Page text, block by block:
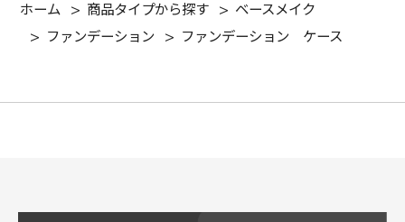
ホーム > 商品タイプから探す > ベースメイク
>
ファンデーション > ファンデーション ケース